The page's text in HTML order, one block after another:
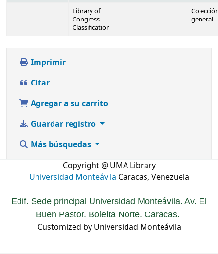
Library of
Congress
Classification
general
Imprimir
Citar
Agregar a su carrito
Guardar registro
Más búsquedas
Copyright @ UMA Library
Universidad Monteávila Caracas, Venezuela
Edif. Sede principal Universidad Monteávila. Av. El
Buen Pastor. Boleíta Norte. Caracas.
Customized by Universidad Monteávila